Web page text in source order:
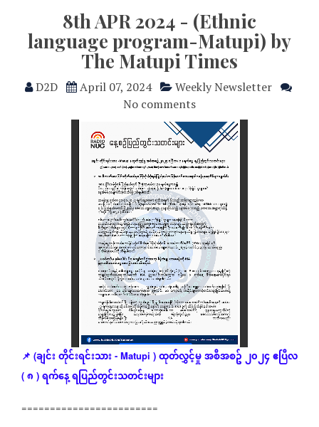
8th APR 2024 - (Ethnic
language program-Matupi) by
The Matupi Times
D2D April 07, 2024
Weekly Newsletter
No comments
📌 (ချင်းတိုင်းရင်းသား - Matupi ) ထုတ်လွှင့်မှုအစီအစဥ်၂၀၂၄ဧပြီလ
( ၈ ) ရက်နေ့ရပြည်တွင်းသတင်းများ
========================